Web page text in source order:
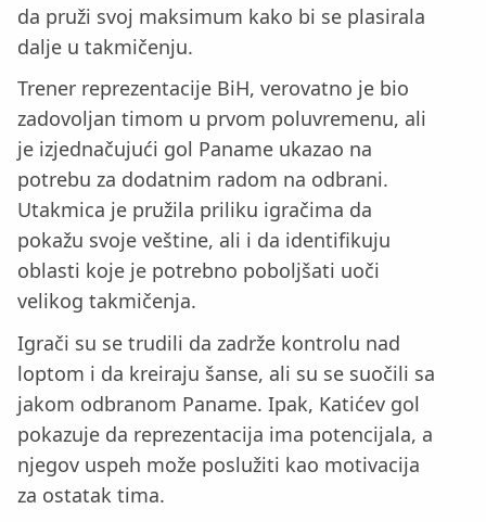
da pruži svoj maksimum kako bi se plasirala
dalje u takmičenju.
Trener reprezentacije BiH, verovatno je bio
zadovoljan timom u prvom poluvremenu, ali
je izjednačujući gol Paname ukazao na
potrebu za dodatnim radom na odbrani.
Utakmica je pružila priliku igračima da
pokažu svoje veštine, ali i da identifikuju
oblasti koje je potrebno poboljšati uoči
velikog takmičenja.
Igrači su se trudili da zadrže kontrolu nad
loptom i da kreiraju šanse, ali su se suočili sa
jakom odbranom Paname. Ipak, Katićev gol
pokazuje da reprezentacija ima potencijala, a
njegov uspeh može poslužiti kao motivacija
za ostatak tima.